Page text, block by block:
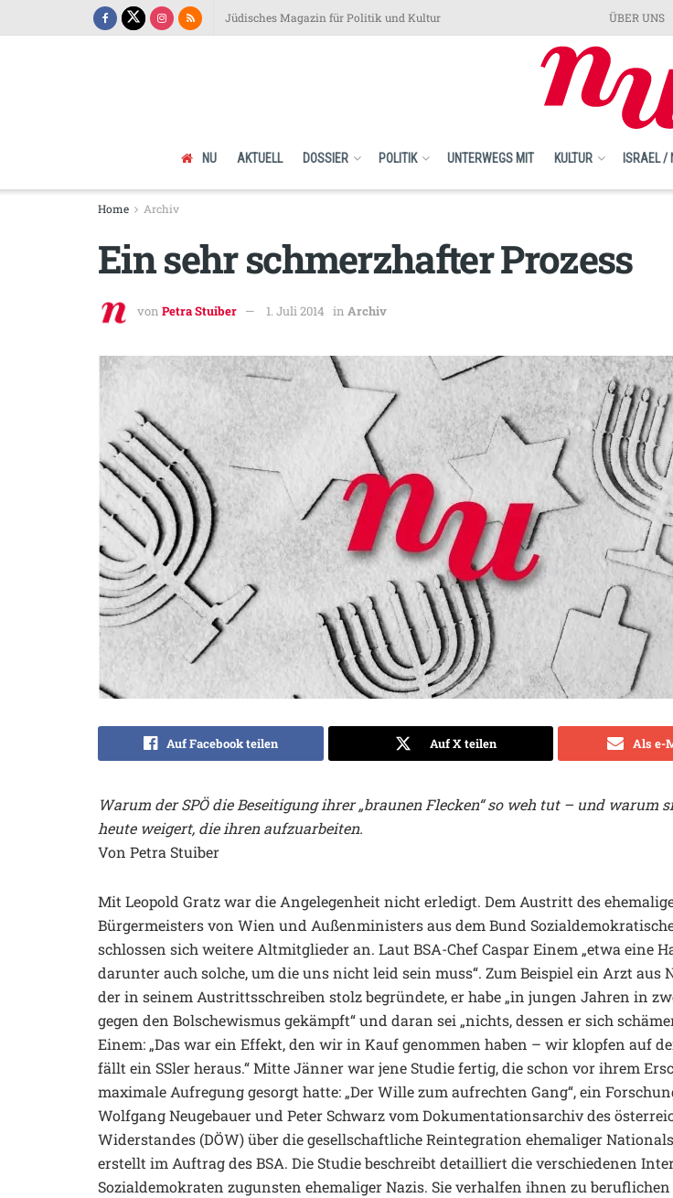
Jüdisches Magazin für Politik und Kultur ÜBER UNS
NU AKTUELL DOSSIER POLITIK UNTERWEGS MIT KULTUR ISRAEL /
Home Archiv
Ein sehr schmerzhafter Prozess
von Petra Stuiber 1. Juli 2014 in Archiv
Auf Facebook teilen Auf X teilen Als e-
Warum der SPÖ die Beseitigung ihrer „braunen Flecken“ so weh tut – und warum
heute weigert, die ihren aufzuarbeiten.
Von Petra Stuiber
Mit Leopold Gratz war die Angelegenheit nicht erledigt. Dem Austritt des
Bürgermeisters von Wien und Außenministers aus dem Bund
schlossen sich weitere Altmitglieder an. Laut BSA-Chef Caspar Einem „etwa eine
darunter auch solche, um die uns nicht leid sein muss“. Zum Beispiel ein Arzt aus
der in seinem Austrittsschreiben stolz begründete, er habe „in jungen Jahren in
gegen den Bolschewismus gekämpft“ und daran sei „nichts, dessen er sich
Einem: „Das war ein Effekt, den wir in Kauf genommen haben – wir klopfen auf
fällt ein SSler heraus.“ Mitte Jänner war jene Studie fertig, die schon vor ihrem
maximale Aufregung gesorgt hatte: „Der Wille zum aufrechten Gang“, ein
Wolfgang Neugebauer und Peter Schwarz vom Dokumentationsarchiv des
Widerstandes (DÖW) über die gesellschaftliche Reintegration ehemaliger
erstellt im Auftrag des BSA. Die Studie beschreibt detailliert die verschiedenen
Sozialdemokraten zugunsten ehemaliger Nazis. Sie verhalfen ihnen zu